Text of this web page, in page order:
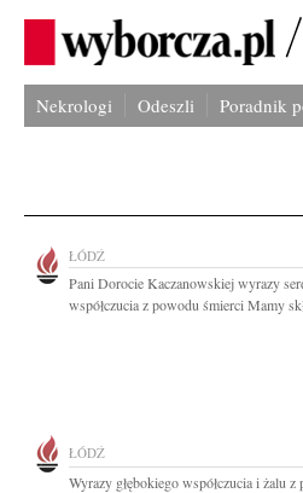
Nekrologi Odeszli Poradnik
ŁÓDŹ
Pani Dorocie Kaczanowskiej wyrazy
współczucia z powodu śmierci Mamy
ŁÓDŹ
Wyrazy głębokiego współczucia i żalu z